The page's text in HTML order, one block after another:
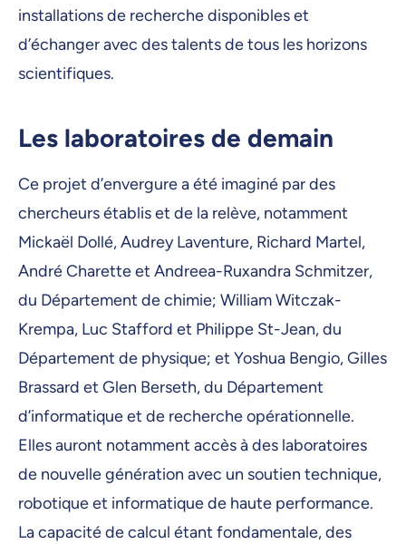
installations de recherche disponibles et
d’échanger avec des talents de tous les horizons
scientifiques.
Les laboratoires de demain
Ce projet d’envergure a été imaginé par des
chercheurs établis et de la relève, notamment
Mickaël Dollé, Audrey Laventure, Richard Martel,
André Charette et Andreea-Ruxandra Schmitzer,
du Département de chimie; William Witczak-
Krempa, Luc Stafford et Philippe St-Jean, du
Département de physique; et Yoshua Bengio, Gilles
Brassard et Glen Berseth, du Département
d’informatique et de recherche opérationnelle.
Elles auront notamment accès à des laboratoires
de nouvelle génération avec un soutien technique,
robotique et informatique de haute performance.
La capacité de calcul étant fondamentale, des